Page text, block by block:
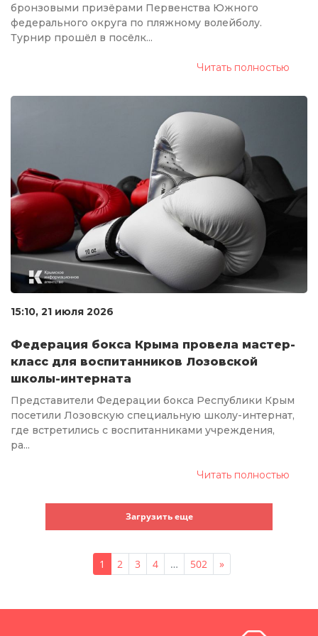
бронзовыми призёрами Первенства Южного
федерального округа по пляжному волейболу.
Турнир прошёл в посёлк...
Читать полностью
15:10, 21 июля 2026
Федерация бокса Крыма провела мастер-
класс для воспитанников Лозовской
школы-интерната
Представители Федерации бокса Республики Крым
посетили Лозовскую специальную школу-интернат,
где встретились с воспитанниками учреждения,
ра...
Читать полностью
Загрузить еще
1 2 3 4 … 502 »